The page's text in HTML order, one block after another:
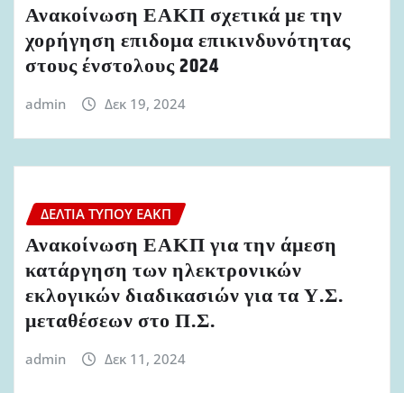
Ανακοίνωση ΕΑΚΠ σχετικά με την
χορήγηση επιδομα επικινδυνότητας
στους ένστολους 2024
admin Δεκ 19, 2024
ΔΕΛΤΊΑ ΤΎΠΟΥ ΕΑΚΠ
Ανακοίνωση ΕΑΚΠ για την άμεση
κατάργηση των ηλεκτρονικών
εκλογικών διαδικασιών για τα Υ.Σ.
μεταθέσεων στο Π.Σ.
admin Δεκ 11, 2024